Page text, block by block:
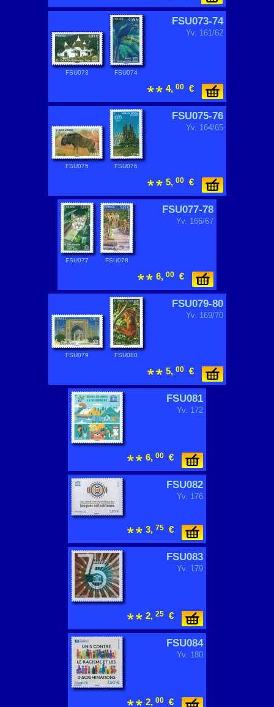
FSU073-74
Yv. 161/62
FSU073 FSU074
4, 00 €
FSU075-76
Yv. 164/65
FSU075 FSU076
5, 00 €
FSU077-78
Yv. 166/67
FSU077 FSU078
6, 00 €
FSU079-80
Yv. 169/70
FSU079 FSU080
5, 00 €
FSU081
Yv. 172
6, 00 €
FSU082
Yv. 176
3, 75 €
FSU083
Yv. 179
2, 25 €
FSU084
Yv. 180
2, 00 €